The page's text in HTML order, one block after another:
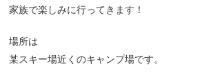
家族で楽しみに行ってきます！
場所は
某スキー場近くのキャンプ場です。